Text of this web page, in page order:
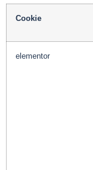
Cookie
elementor